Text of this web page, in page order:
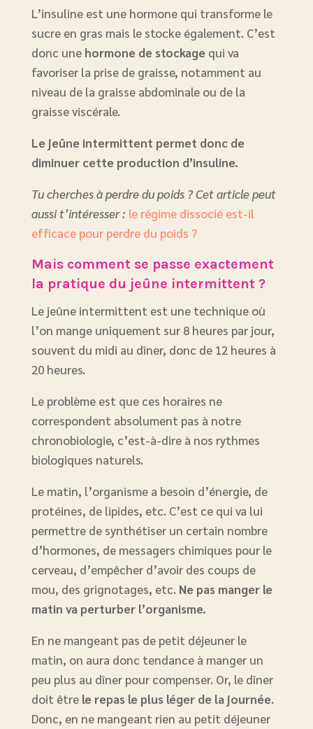
L’insuline est une hormone qui transforme le
sucre en gras mais le stocke également. C’est
donc une hormone de stockage qui va
favoriser la prise de graisse, notamment au
niveau de la graisse abdominale ou de la
graisse viscérale.
Le jeûne intermittent permet donc de
diminuer cette production d’insuline.
Tu cherches à perdre du poids ? Cet article peut
aussi t’intéresser : le régime dissocié est-il
efficace pour perdre du poids ?
Mais comment se passe exactement
la pratique du jeûne intermittent ?
Le jeûne intermittent est une technique où
l’on mange uniquement sur 8 heures par jour,
souvent du midi au dîner, donc de 12 heures à
20 heures.
Le problème est que ces horaires ne
correspondent absolument pas à notre
chronobiologie, c’est-à-dire à nos rythmes
biologiques naturels.
Le matin, l’organisme a besoin d’énergie, de
protéines, de lipides, etc. C’est ce qui va lui
permettre de synthétiser un certain nombre
d’hormones, de messagers chimiques pour le
cerveau, d’empêcher d’avoir des coups de
mou, des grignotages, etc. Ne pas manger le
matin va perturber l’organisme.
En ne mangeant pas de petit déjeuner le
matin, on aura donc tendance à manger un
peu plus au dîner pour compenser. Or, le dîner
doit être le repas le plus léger de la journée.
Donc, en ne mangeant rien au petit déjeuner